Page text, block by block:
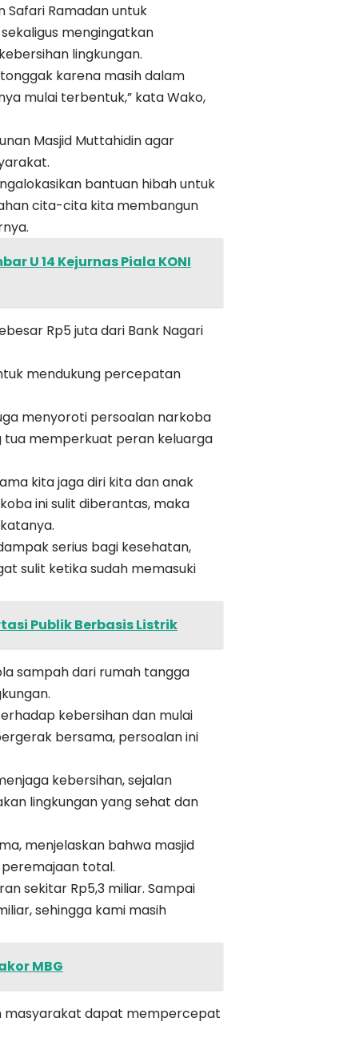
Safari Ramadan untuk
mengingatkan
lingkungan.
karena masih dalam
mulai terbentuk,” kata Wako,
Masjid Muttahidin agar
bantuan hibah untuk
cita-cita kita membangun
U 14 Kejurnas Piala KONI
Rp5 juta dari Bank Nagari
mendukung percepatan
menyoroti persoalan narkoba
tua memperkuat peran keluarga
kita jaga diri kita dan anak
ini sulit diberantas, maka
serius bagi kesehatan,
sulit ketika sudah memasuki
Publik Berbasis Listrik
sampah dari rumah tangga
kebersihan dan mulai
bersama, persoalan ini
kebersihan, sejalan
lingkungan yang sehat dan
menjelaskan bahwa masjid
total.
sekitar Rp5,3 miliar. Sampai
sehingga kami masih
MBG
masyarakat dapat mempercepat